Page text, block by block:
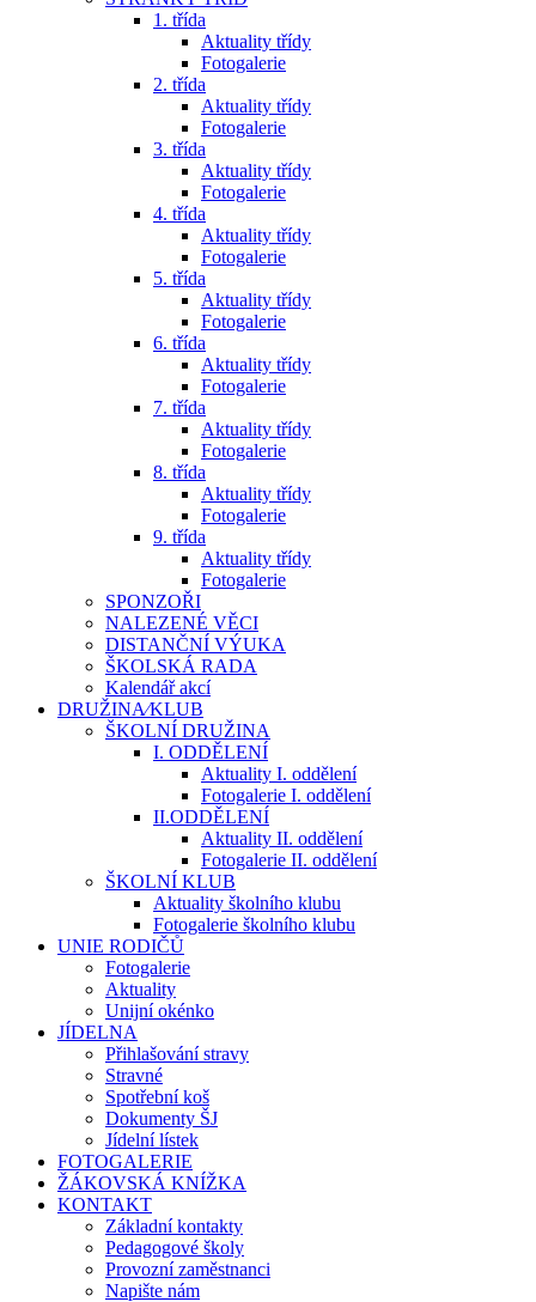
1. třída
Aktuality třídy
Fotogalerie
2. třída
Aktuality třídy
Fotogalerie
3. třída
Aktuality třídy
Fotogalerie
4. třída
Aktuality třídy
Fotogalerie
5. třída
Aktuality třídy
Fotogalerie
6. třída
Aktuality třídy
Fotogalerie
7. třída
Aktuality třídy
Fotogalerie
8. třída
Aktuality třídy
Fotogalerie
9. třída
Aktuality třídy
Fotogalerie
SPONZOŘI
NALEZENÉ VĚCI
DISTANČNÍ VÝUKA
ŠKOLSKÁ RADA
Kalendář akcí
DRUŽINA⁄KLUB
ŠKOLNÍ DRUŽINA
I. ODDĚLENÍ
Aktuality I. oddělení
Fotogalerie I. oddělení
II.ODDĚLENÍ
Aktuality II. oddělení
Fotogalerie II. oddělení
ŠKOLNÍ KLUB
Aktuality školního klubu
Fotogalerie školního klubu
UNIE RODIČŮ
Fotogalerie
Aktuality
Unijní okénko
JÍDELNA
Přihlašování stravy
Stravné
Spotřební koš
Dokumenty ŠJ
Jídelní lístek
FOTOGALERIE
ŽÁKOVSKÁ KNÍŽKA
KONTAKT
Základní kontakty
Pedagogové školy
Provozní zaměstnanci
Napište nám